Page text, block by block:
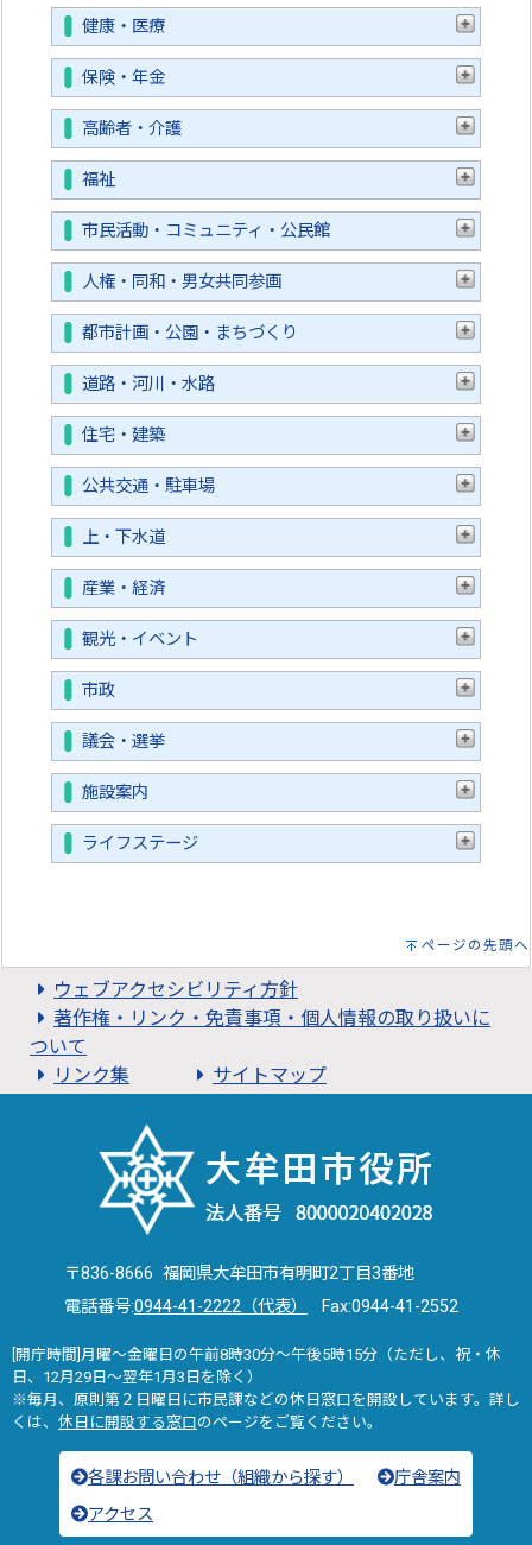
健康・医療
保険・年金
高齢者・介護
福祉
市民活動・コミュニティ・公民館
人権・同和・男女共同参画
都市計画・公園・まちづくり
道路・河川・水路
住宅・建築
公共交通・駐車場
上・下水道
産業・経済
観光・イベント
市政
議会・選挙
施設案内
ライフステージ
ページの先頭へ
ウェブアクセシビリティ方針
著作権・リンク・免責事項・個人情報の取り扱いに
ついて
リンク集
サイトマップ
〒836-8666 福岡県大牟田市有明町2丁目3番地
電話番号:0944-41-2222（代表） Fax:0944-41-2552
[開庁時間]月曜～金曜日の午前8時30分～午後5時15分（ただし、祝・休
日、12月29日～翌年1月3日を除く）
※毎月、原則第２日曜日に市民課などの休日窓口を開設しています。詳し
くは、 休日に開設する窓口のページをご覧ください。
各課お問い合わせ（組織から探す）
庁舎案内
アクセス